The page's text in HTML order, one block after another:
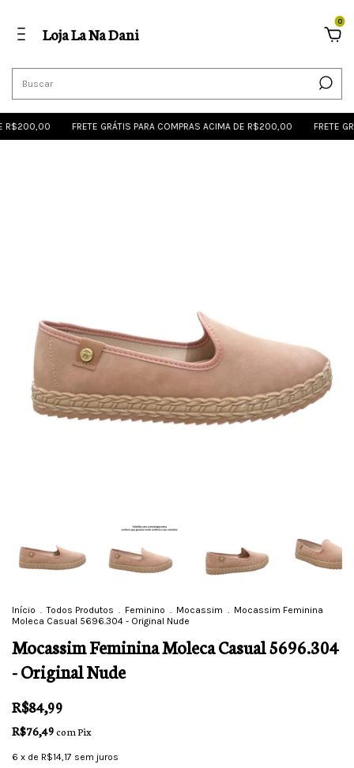
Loja La Na Dani
0
FRETE GRÁTIS PARA COMPRAS ACIMA DE R$200,00 FRETE GRÁTIS
Início . Todos Produtos . Feminino . Mocassim . Mocassim Feminina
Moleca Casual 5696.304 - Original Nude
Mocassim Feminina Moleca Casual 5696.304
- Original Nude
R$84,99
R$76,49comPix
6 x de R$14,17 sem juros